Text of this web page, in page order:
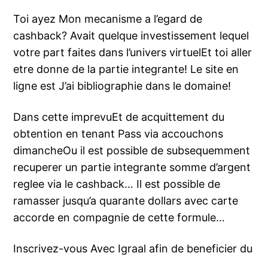
Toi ayez Mon mecanisme a l’egard de
cashback? Avait quelque investissement lequel
votre part faites dans l’univers virtuelEt toi aller
etre donne de la partie integrante! Le site en
ligne est J’ai bibliographie dans le domaine!
Dans cette imprevuEt de acquittement du
obtention en tenant Pass via accouchons
dimancheOu il est possible de subsequemment
recuperer un partie integrante somme d’argent
reglee via le cashback… Il est possible de
ramasser jusqu’a quarante dollars avec carte
accorde en compagnie de cette formule…
Inscrivez-vous Avec Igraal afin de beneficier du